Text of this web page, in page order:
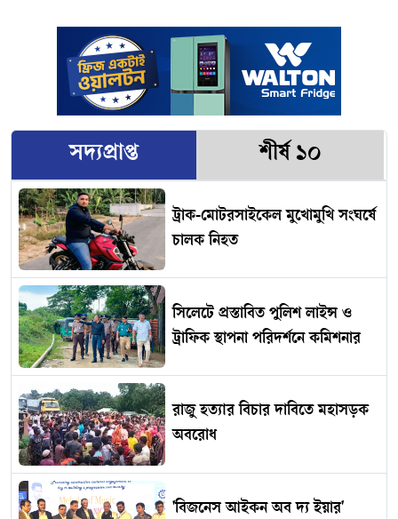
সদ্যপ্রাপ্ত শীর্ষ ১০
ট্রাক-মোটরসাইকেল মুখোমুখি সংঘর্ষে
চালক নিহত
সিলেটে প্রস্তাবিত পুলিশ লাইন্স ও
ট্রাফিক স্থাপনা পরিদর্শনে কমিশনার
রাজু হত্যার বিচার দাবিতে মহাসড়ক
অবরোধ
'বিজনেস আইকন অব দ্য ইয়ার'